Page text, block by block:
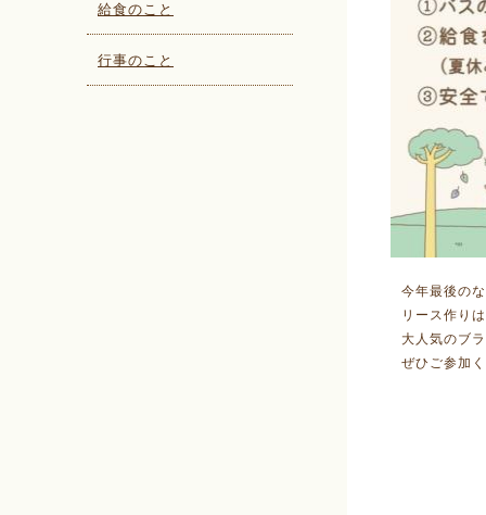
給食のこと
行事のこと
今年最後の
リース作り
大人気のブ
ぜひご参加